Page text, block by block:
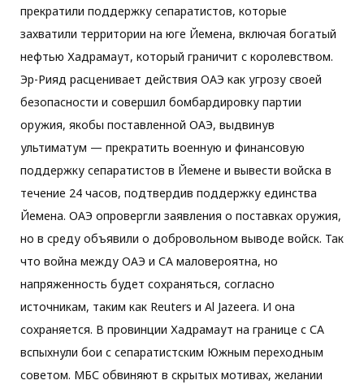
прекратили поддержку сепаратистов, которые
захватили территории на юге Йемена, включая богатый
нефтью Хадрамаут, который граничит с королевством.
Эр-Рияд расценивает действия ОАЭ как угрозу своей
безопасности и совершил бомбардировку партии
оружия, якобы поставленной ОАЭ, выдвинув
ультиматум — прекратить военную и финансовую
поддержку сепаратистов в Йемене и вывести войска в
течение 24 часов, подтвердив поддержку единства
Йемена. ОАЭ опровергли заявления о поставках оружия,
но в среду объявили о добровольном выводе войск. Так
что война между ОАЭ и СА маловероятна, но
напряженность будет сохраняться, согласно
источникам, таким как Reuters и Al Jazeera. И она
сохраняется. В провинции Хадрамаут на границе с СА
вспыхнули бои с сепаратистским Южным переходным
советом. МБС обвиняют в скрытых мотивах, желании